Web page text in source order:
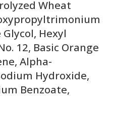
Wheat
Hexyl
12, Basic Orange
Alpha-
Hydroxide,
Benzoate,